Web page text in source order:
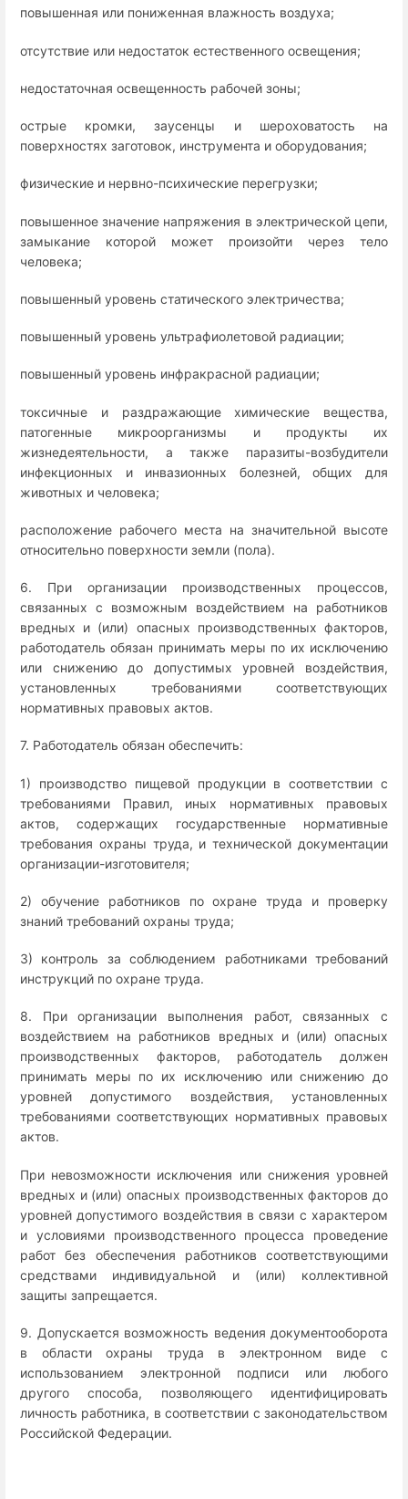
повышенная или пониженная влажность воздуха;
отсутствие или недостаток естественного освещения;
недостаточная освещенность рабочей зоны;
острые кромки, заусенцы и шероховатость на
поверхностях заготовок, инструмента и оборудования;
физические и нервно-психические перегрузки;
повышенное значение напряжения в электрической цепи,
замыкание которой может произойти через тело
человека;
повышенный уровень статического электричества;
повышенный уровень ультрафиолетовой радиации;
повышенный уровень инфракрасной радиации;
токсичные и раздражающие химические вещества,
патогенные микроорганизмы и продукты их
жизнедеятельности, а также паразиты-возбудители
инфекционных и инвазионных болезней, общих для
животных и человека;
расположение рабочего места на значительной высоте
относительно поверхности земли (пола).
6. При организации производственных процессов,
связанных с возможным воздействием на работников
вредных и (или) опасных производственных факторов,
работодатель обязан принимать меры по их исключению
или снижению до допустимых уровней воздействия,
установленных требованиями соответствующих
нормативных правовых актов.
7. Работодатель обязан обеспечить:
1) производство пищевой продукции в соответствии с
требованиями Правил, иных нормативных правовых
актов, содержащих государственные нормативные
требования охраны труда, и технической документации
организации-изготовителя;
2) обучение работников по охране труда и проверку
знаний требований охраны труда;
3) контроль за соблюдением работниками требований
инструкций по охране труда.
8. При организации выполнения работ, связанных с
воздействием на работников вредных и (или) опасных
производственных факторов, работодатель должен
принимать меры по их исключению или снижению до
уровней допустимого воздействия, установленных
требованиями соответствующих нормативных правовых
актов.
При невозможности исключения или снижения уровней
вредных и (или) опасных производственных факторов до
уровней допустимого воздействия в связи с характером
и условиями производственного процесса проведение
работ без обеспечения работников соответствующими
средствами индивидуальной и (или) коллективной
защиты запрещается.
9. Допускается возможность ведения документооборота
в области охраны труда в электронном виде с
использованием электронной подписи или любого
другого способа, позволяющего идентифицировать
личность работника, в соответствии с законодательством
Российской Федерации.